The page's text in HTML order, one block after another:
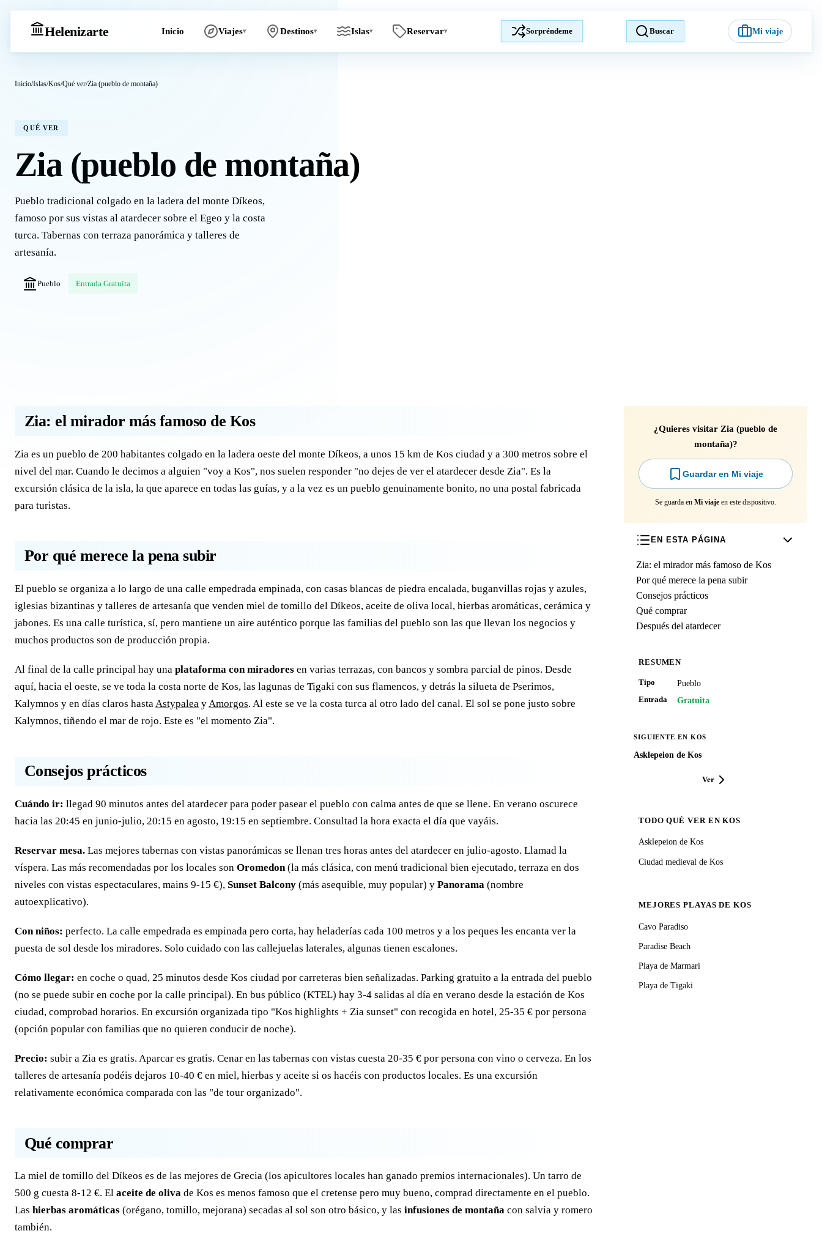
Helenizarte Inicio Viajes▾ Destinos▾ Islas▾ Reservar▾ Sorpréndeme Buscar Mi viaje
Inicio/Islas/Kos/Qué ver/Zia (pueblo de montaña)
QUÉ VER
Zia (pueblo de montaña)
Pueblo tradicional colgado en la ladera del monte Díkeos,
famoso por sus vistas al atardecer sobre el Egeo y la costa
turca. Tabernas con terraza panorámica y talleres de
artesanía.
Pueblo Entrada Gratuita
Zia: el mirador más famoso de Kos
Zia es un pueblo de 200 habitantes colgado en la ladera oeste del monte Díkeos, a unos 15 km de Kos ciudad y a 300 metros sobre el
nivel del mar. Cuando le decimos a alguien "voy a Kos", nos suelen responder "no dejes de ver el atardecer desde Zia". Es la
excursión clásica de la isla, la que aparece en todas las guías, y a la vez es un pueblo genuinamente bonito, no una postal fabricada
para turistas.
Por qué merece la pena subir
El pueblo se organiza a lo largo de una calle empedrada empinada, con casas blancas de piedra encalada, buganvillas rojas y azules,
iglesias bizantinas y talleres de artesanía que venden miel de tomillo del Díkeos, aceite de oliva local, hierbas aromáticas, cerámica y
jabones. Es una calle turística, sí, pero mantiene un aire auténtico porque las familias del pueblo son las que llevan los negocios y
muchos productos son de producción propia.
Al final de la calle principal hay una plataforma con miradores en varias terrazas, con bancos y sombra parcial de pinos. Desde
aquí, hacia el oeste, se ve toda la costa norte de Kos, las lagunas de Tigaki con sus flamencos, y detrás la silueta de Pserimos,
Kalymnos y en días claros hasta Astypalea y Amorgos. Al este se ve la costa turca al otro lado del canal. El sol se pone justo sobre
Kalymnos, tiñendo el mar de rojo. Este es "el momento Zia".
Consejos prácticos
Cuándo ir: llegad 90 minutos antes del atardecer para poder pasear el pueblo con calma antes de que se llene. En verano oscurece
hacia las 20:45 en junio-julio, 20:15 en agosto, 19:15 en septiembre. Consultad la hora exacta el día que vayáis.
Reservar mesa. Las mejores tabernas con vistas panorámicas se llenan tres horas antes del atardecer en julio-agosto. Llamad la
víspera. Las más recomendadas por los locales son Oromedon(la más clásica, con menú tradicional bien ejecutado, terraza en dos
niveles con vistas espectaculares, mains 9-15 €), Sunset Balcony (más asequible, muy popular) y Panorama (nombre
autoexplicativo).
Con niños: perfecto. La calle empedrada es empinada pero corta, hay heladerías cada 100 metros y a los peques les encanta ver la
puesta de sol desde los miradores. Solo cuidado con las callejuelas laterales, algunas tienen escalones.
Cómo llegar: en coche o quad, 25 minutos desde Kos ciudad por carreteras bien señalizadas. Parking gratuito a la entrada del pueblo
(no se puede subir en coche por la calle principal). En bus público (KTEL) hay 3-4 salidas al día en verano desde la estación de Kos
ciudad, comprobad horarios. En excursión organizada tipo "Kos highlights + Zia sunset" con recogida en hotel, 25-35 € por persona
(opción popular con familias que no quieren conducir de noche).
Precio: subir a Zia es gratis. Aparcar es gratis. Cenar en las tabernas con vistas cuesta 20-35 € por persona con vino o cerveza. En los
talleres de artesanía podéis dejaros 10-40 € en miel, hierbas y aceite si os hacéis con productos locales. Es una excursión
relativamente económica comparada con las "de tour organizado".
Qué comprar
La miel de tomillo del Díkeos es de las mejores de Grecia (los apicultores locales han ganado premios internacionales). Un tarro de
500 g cuesta 8-12 €. El aceite de oliva de Kos es menos famoso que el cretense pero muy bueno, comprad directamente en el pueblo.
Las hierbas aromáticas (orégano, tomillo, mejorana) secadas al sol son otro básico, y las infusiones de montaña con salvia y romero
también.
¿Quieres visitar Zia (pueblo de
montaña)?
Guardar en Mi viaje
Se guarda en Mi viaje en este dispositivo.
EN ESTA PÁGINA
Zia: el mirador más famoso de Kos
Por qué merece la pena subir
Consejos prácticos
Qué comprar
Después del atardecer
RESUMEN
Tipo Pueblo
Entrada Gratuita
SIGUIENTE EN KOS
Asklepeion de Kos
Ver
TODO QUÉ VER EN KOS
Asklepeion de Kos
Ciudad medieval de Kos
MEJORES PLAYAS DE KOS
Cavo Paradiso
Paradise Beach
Playa de Marmari
Playa de Tigaki